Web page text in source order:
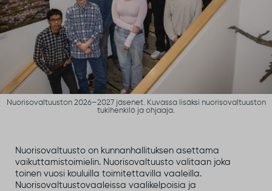
Nuorisovaltuuston 2026–2027 jäsenet. Kuvassa lisäksi nuorisovaltuuston
tukihenkilö ja ohjaaja.
Nuorisovaltuusto on kunnanhallituksen asettama
vaikuttamistoimielin. Nuorisovaltuusto valitaan joka
toinen vuosi kouluilla toimitettavilla vaaleilla. ​
Nuorisovaltuustovaaleissa vaalikelpoisia ja